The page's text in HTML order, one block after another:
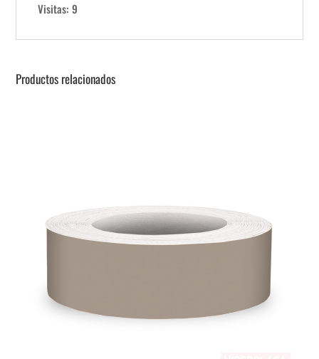
Visitas: 9
Productos relacionados